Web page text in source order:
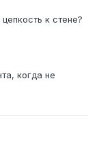
к стене?
когда не